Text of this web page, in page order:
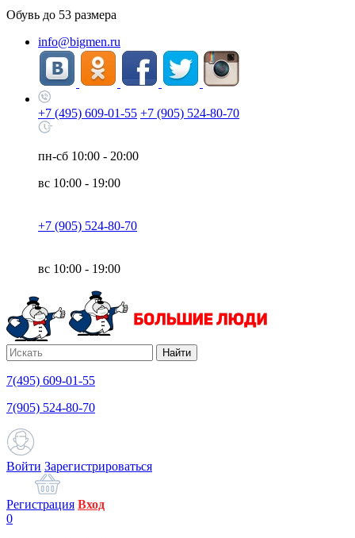
Обувь до 53 размера
info@bigmen.ru
+7 (495) 609-01-55 +7 (905) 524-80-70
пн-сб 10:00 - 20:00
вс 10:00 - 19:00
+7 (905) 524-80-70
вс 10:00 - 19:00
Найти
7(495) 609-01-55
7(905) 524-80-70
Войти Зарегистрироваться
Регистрация Вход
0